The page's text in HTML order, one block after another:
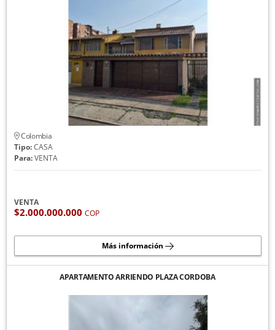
Colombia
Tipo:CASA
Para:VENTA
VENTA
$2.000.000.000 COP
Más información
APARTAMENTO ARRIENDO PLAZA CORDOBA